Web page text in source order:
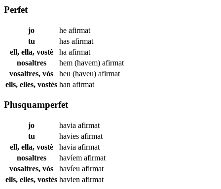
Perfet
jo he afirmat
tu
has afirmat
ell, ella, vostè
ha afirmat
nosaltres
hem (havem) afirmat
vosaltres, vós
heu (haveu) afirmat
ells, elles, vostès han afirmat
Plusquamperfet
jo havia afirmat
tu
havies afirmat
ell, ella, vostè
havia afirmat
nosaltres
havíem afirmat
vosaltres, vós
havíeu afirmat
ells, elles, vostès havien afirmat